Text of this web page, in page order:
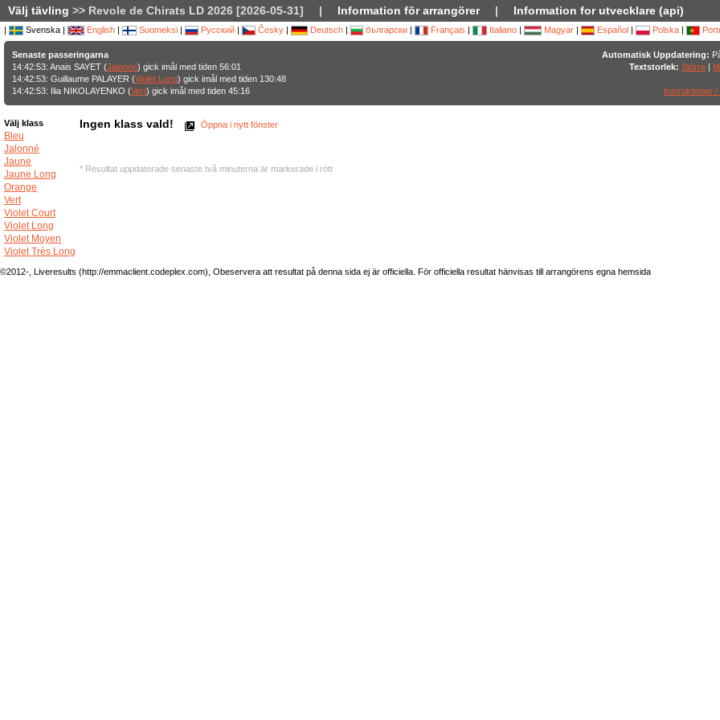
Välj tävling >> Revole de Chirats LD 2026 [2026-05-31] | Information för arrangörer | Information for utvecklare (api)
| Svenska | English | Suomeksi | Русский | Česky | Deutsch | български| Français | Italiano| Magyar| Español| Polska|
Senaste passeringarna
14:42:53: Anais SAYET (Jalonné) gick imål med tiden 56:01
14:42:53: Guillaume PALAYER (Violet Long) gick imål med tiden 130:48
14:42:53: Ilia NIKOLAYENKO (Vert) gick imål med tiden 45:16
Automatisk Uppdatering:
Textstorlek: Större |
Instruktioner /
Välj klass
Bleu
Jalonné
Jaune
Jaune Long
Orange
Vert
Violet Court
Violet Long
Violet Moyen
Violet Très Long
Ingen klass vald! Öppna i nytt fönster
* Resultat uppdaterade senaste två minuterna är markerade i rött
©2012-, Liveresults (http://emmaclient.codeplex.com), Obeservera att resultat på denna sida ej är officiella. För officiella resultat hänvisas till arrangörens egna hemsida